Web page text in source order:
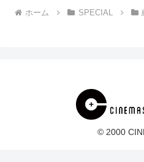
ホーム SPECIAL
© 2000